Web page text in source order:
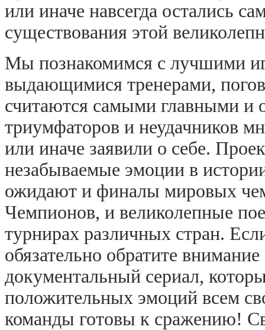
или иначе навсегда остались
существования этой
Мы познакомимся с лучшими
выдающимися тренерами,
считаются самыми главными
триумфаторов и неудачников
или иначе заявили о себе.
незабываемые эмоции в
ожидают и финалы мировых
Чемпионов, и великолепные
турнирах различных стран.
обязательно обратите
документальный сериал,
положительных эмоций всем
команды готовы к сражению!